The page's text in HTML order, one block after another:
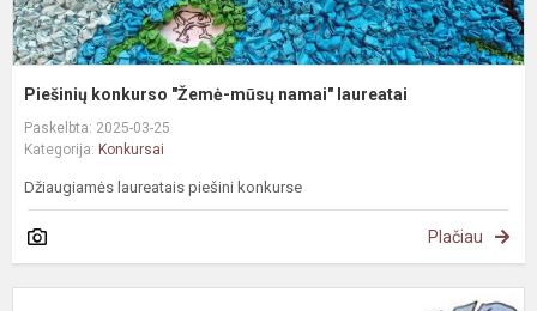
Piešinių konkurso "Žemė-mūsų namai" laureatai
Paskelbta: 2025-03-25
Kategorija: Konkursai
Džiaugiamės laureatais piešini konkurse
Plačiau